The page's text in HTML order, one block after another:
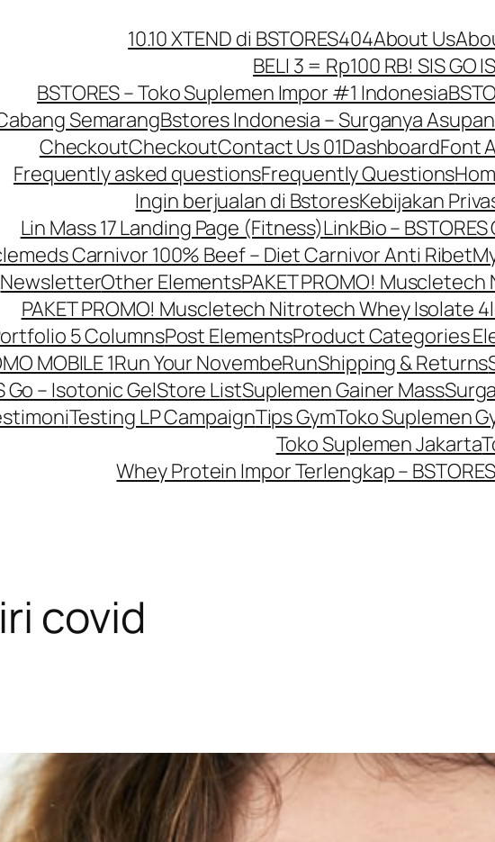
10.10 XTEND di BSTORES404About Us
BELI 3 = Rp100 RB! SIS GO
BSTORES – Toko Suplemen Impor #1 Indonesia
SemarangBstores Indonesia – Surganya
CheckoutCheckoutContact Us 01DashboardFont
Frequently asked questionsFrequently Questions
Ingin berjualan di BstoresKebijakan
Lin Mass 17 Landing Page (Fitness)LinkBio –
Carnivor 100% Beef – Diet Carnivor Anti Ribet
NewsletterOther ElementsPAKET PROMO!
PAKET PROMO! Muscletech Nitrotech Whey Isolate
5 ColumnsPost ElementsProduct Categories
MOBILE 1Run Your NovembeRunShipping & Returns
Go – Isotonic GelStore ListSuplemen Gainer Mass
Testing LP CampaignTips GymToko Suplemen
Toko Suplemen Jakarta
Whey Protein Impor Terlengkap –
covid